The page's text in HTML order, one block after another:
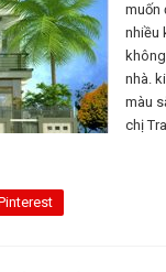
muốn
nhiều
nhà.
màu
chị